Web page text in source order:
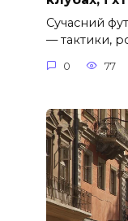
Сучасний
— тактики,
0 77